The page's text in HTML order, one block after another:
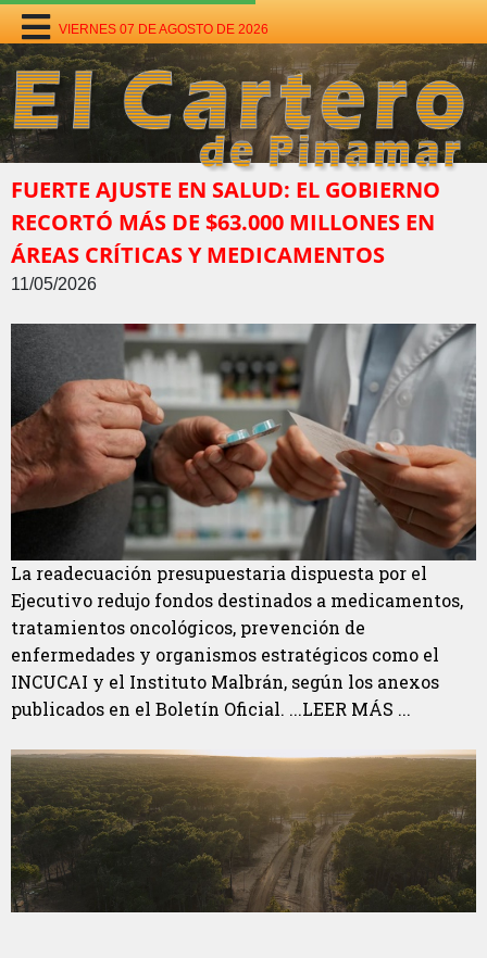
VIERNES 07 DE AGOSTO DE 2026
FUERTE AJUSTE EN SALUD: EL GOBIERNO
RECORTÓ MÁS DE $63.000 MILLONES EN
ÁREAS CRÍTICAS Y MEDICAMENTOS
11/05/2026
La readecuación presupuestaria dispuesta por el
Ejecutivo redujo fondos destinados a medicamentos,
tratamientos oncológicos, prevención de
enfermedades y organismos estratégicos como el
INCUCAI y el Instituto Malbrán, según los anexos
publicados en el Boletín Oficial. ...LEER MÁS ...